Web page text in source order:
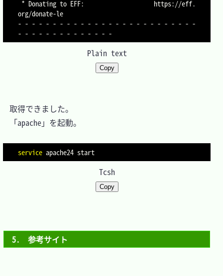
org/donate-le
- - - - - - - - - - - - - - - - - - - - - - - - - -
Plain text
Copy
取得できました。
「apache」を起動。
service
Tcsh
Copy
5.　参考サイト